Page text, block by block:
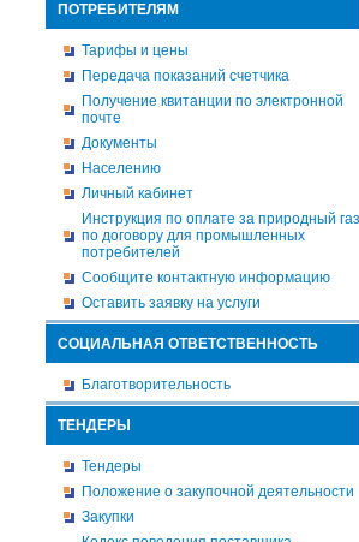
ПОТРЕБИТЕЛЯМ
Тарифы и цены
Передача показаний счетчика
Получение квитанции по электронной
почте
Документы
Населению
Личный кабинет
Инструкция по оплате за природный газ
по договору для промышленных
потребителей
Сообщите контактную информацию
Оставить заявку на услуги
СОЦИАЛЬНАЯ ОТВЕТСТВЕННОСТЬ
Благотворительность
ТЕНДЕРЫ
Тендеры
Положение о закупочной деятельности
Закупки